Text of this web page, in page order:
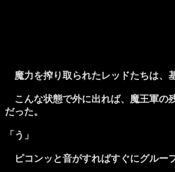
魔力を搾り取られたレッドたちは、
こんな状態で外に出れば、魔王軍の
だった。
「う」
ピコンッと音がすればすぐにグルー